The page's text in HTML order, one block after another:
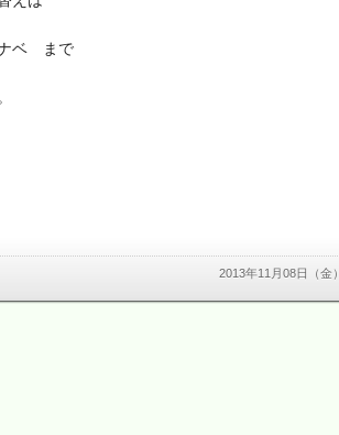
ベ まで
2013年11月08日（金）